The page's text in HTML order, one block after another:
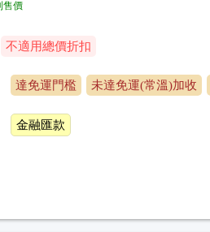
售價
不適用總價折扣
達免運門檻 未達免運(常溫)加收
金融匯款